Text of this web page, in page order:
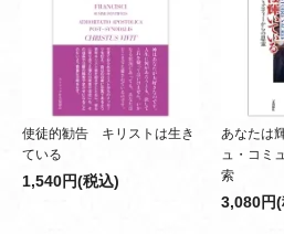
使徒的勧告 キリストは生き
ている
1,540円(税込)
あなたは
ュ・コミ
索
3,080円